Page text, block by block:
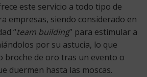
este servicio a todo tipo de
empresas, siendo considerado en
“team building” para estimular a
por su astucia, lo que
broche de oro tras un evento o
duermen hasta las moscas.